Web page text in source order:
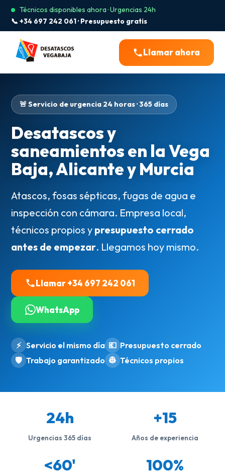
Técnicos disponibles ahora · Urgencias 24h
📞 +34 697 242 061 · Presupuesto gratis
Llamar ahora
🚨 Servicio de urgencia 24 horas · 365 días
Desatascos y
saneamientos en la Vega
Baja, Alicante y Murcia
Atascos, fosas sépticas, fugas de agua e
inspección con cámara. Empresa local,
técnicos propios y presupuesto cerrado
antes de empezar. Llegamos hoy mismo.
Llamar +34 697 242 061
WhatsApp
⚡ Servicio el mismo día 💶 Presupuesto cerrado
🛡️ Trabajo garantizado 👷 Técnicos propios
24h
Urgencias 365 días
+15
Años de experiencia
<60' 100%